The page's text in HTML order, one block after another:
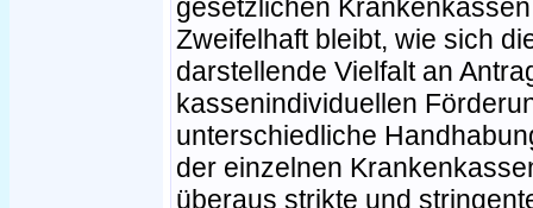
gesetzlichen
Zweifelhaft bleibt, wie sich
darstellende Vielfalt an
kassenindividuellen
unterschiedliche
der einzelnen
überaus strikte und